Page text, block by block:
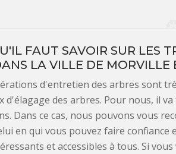
FAUT SAVOIR SUR LES
LA VILLE DE MORVILLE
d'entretien des arbres sont
d'élagage des arbres. Pour nous, il
Dans ce cas, nous pouvons vous
en qui vous pouvez faire
et accessibles à tous. Si